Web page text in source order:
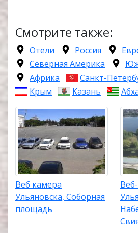
Смотрите также:
Отели Россия
Северная Америка
Африка
Санкт-
Крым
Казань
Веб камера
Ульяновска, Соборная
площадь